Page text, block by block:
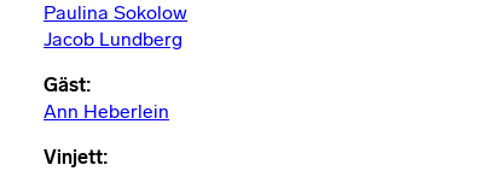
Paulina Sokolow
Jacob Lundberg
Gäst:
Ann Heberlein
Vinjett: